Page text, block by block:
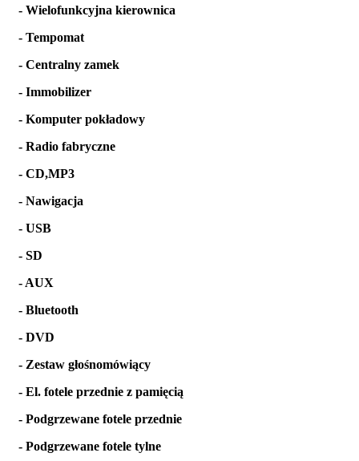
- Wielofunkcyjna kierownica
- Tempomat
- Centralny zamek
- Immobilizer
- Komputer pokładowy
- Radio fabryczne
- CD,MP3
- Nawigacja
- USB
- SD
- AUX
- Bluetooth
- DVD
- Zestaw głośnomówiący
- El. fotele przednie z pamięcią
- Podgrzewane fotele przednie
- Podgrzewane fotele tylne